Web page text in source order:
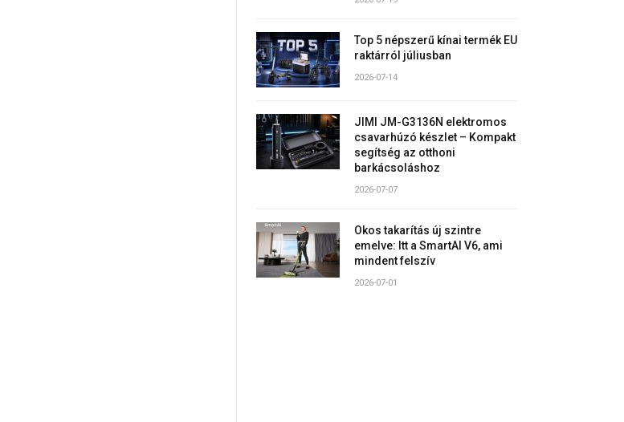
Top 5 népszerű kínai termék EU
raktárról júliusban
2026-07-14
JIMI JM-G3136N elektromos
csavarhúzó készlet – Kompakt
segítség az otthoni
barkácsoláshoz
2026-07-07
Okos takarítás új szintre
emelve: Itt a SmartAI V6, ami
mindent felszív
2026-07-01